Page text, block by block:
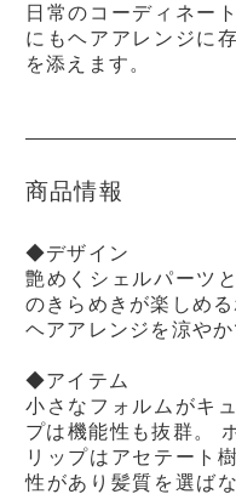
日常のコーディネー
にもヘアアレンジに
を添えます。
商品情報
◆デザイン
艶めくシェルパーツ
のきらめきが楽しめ
ヘアアレンジを涼や
◆アイテム
小さなフォルムがキ
プは機能性も抜群。
リップはアセテート
性があり髪質を選ば